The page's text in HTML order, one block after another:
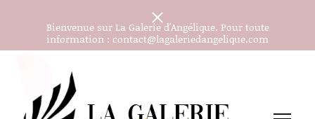
Bienvenue sur La Galerie d'Angélique. Pour toute
information : contact@lagaleriedangelique.com